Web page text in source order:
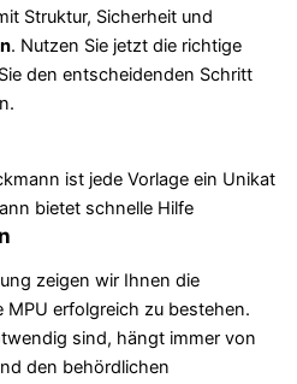
Struktur, Sicherheit und
. Nutzen Sie jetzt die richtige
den entscheidenden Schritt
zeigen wir Ihnen die
MPU erfolgreich zu bestehen.
sind, hängt immer von
den behördlichen